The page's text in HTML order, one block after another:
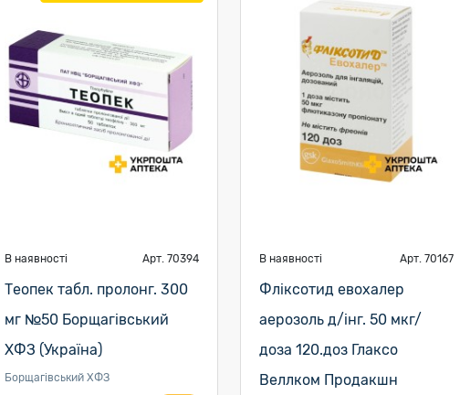
В наявності Арт. 70394
Теопек табл. пролонг. 300
мг №50 Борщагівський
ХФЗ (Україна)
Борщагівський ХФЗ
В наявності Арт. 70167
Фліксотид евохалер
аерозоль д/інг. 50 мкг/
доза 120.доз Глаксо
Веллком Продакшн